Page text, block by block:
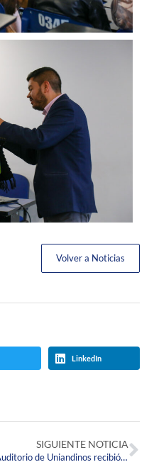
Volver a Noticias
LinkedIn
SIGUIENTE NOTICIA
Auditorio de Uniandinos recibió el primer concierto de la Escuela de Música Corpista del 2024